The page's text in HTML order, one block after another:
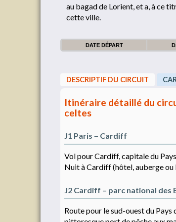
au bagad de Lorient, et a, à ce
cette ville.
DATE DÉPART
DESCRIPTIF DU CIRCUIT
Itinéraire détaillé du
celtes
J1 Paris – Cardiff
Vol pour Cardiff, capitale du
Nuit à Cardiff (hôtel, auberge ou
J2 Cardiff – parc national des
Route pour le sud-ouest du Pays